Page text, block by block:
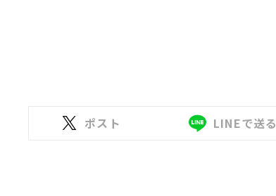
ポスト LINEで送る